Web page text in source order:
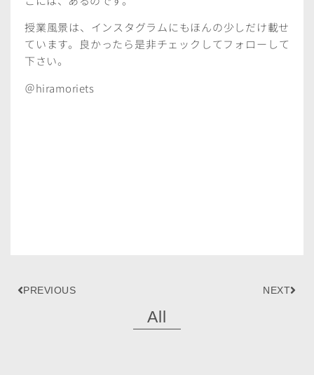
授業風景は、インスタグラムにもほんの少しだけ載せ
ています。良かったら是非チェックしてフォローして
下さい。
＠hiramoriets
PREVIOUS NEXT
All